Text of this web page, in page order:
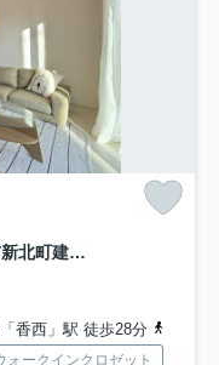
オール電化デザイナーズハウス高松市新北町建売①
香西」駅 徒歩28分
ォークインクロゼット